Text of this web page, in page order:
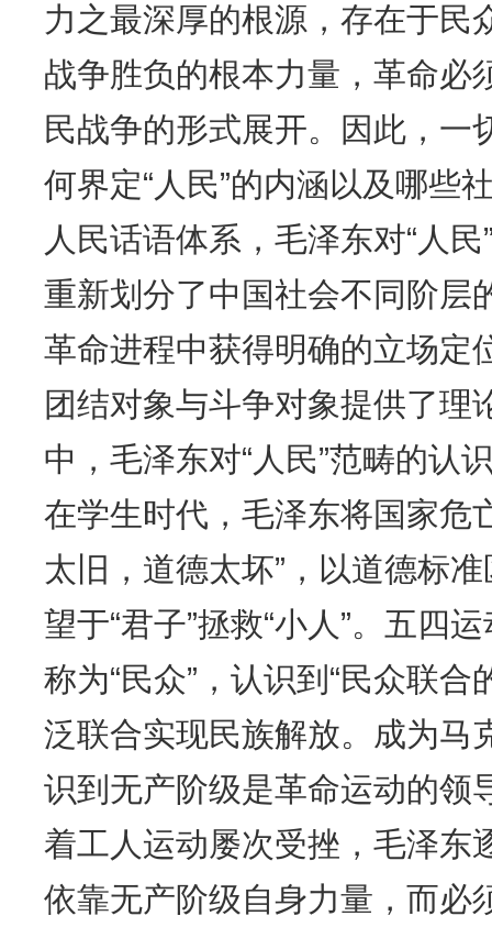
力之最深厚的根源，存在于民
战争胜负的根本力量，革命必
民战争的形式展开。因此，一
何界定“人民”的内涵以及哪些
人民话语体系，毛泽东对“人
重新划分了中国社会不同阶层
革命进程中获得明确的立场定
团结对象与斗争对象提供了理
中，毛泽东对“人民”范畴的认
在学生时代，毛泽东将国家危
太旧，道德太坏”，以道德标准
望于“君子”拯救“小人”。五四
称为“民众”，认识到“民众联
泛联合实现民族解放。成为马
识到无产阶级是革命运动的领
着工人运动屡次受挫，毛泽东
依靠无产阶级自身力量，而必